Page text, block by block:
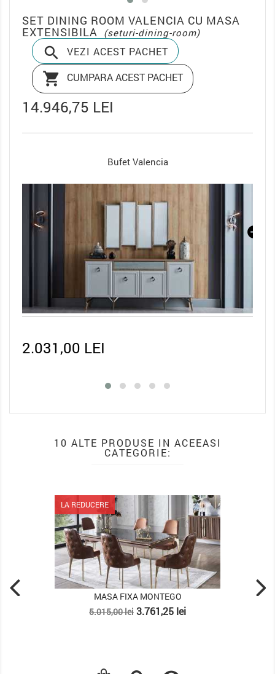
SET DINING ROOM VALENCIA CU MASA
EXTENSIBILA (seturi-dining-room)
 VEZI ACEST PACHET
 CUMPARA ACEST PACHET
14.946,75 LEI
Oglinda Bufet Valencia
676,50 LEI
10 ALTE PRODUSE IN ACEEASI
CATEGORIE:
LA REDUCERE
MASA FIXA BOHEEMS
Pret
3.525,00 lei